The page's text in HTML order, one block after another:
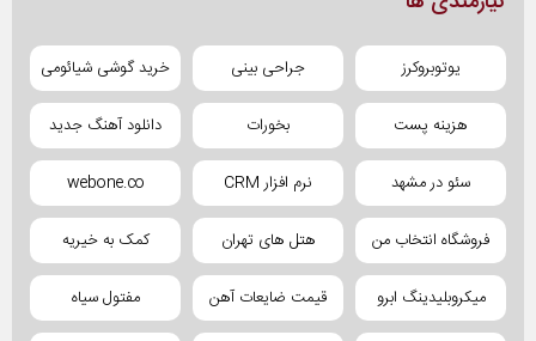
یوتوبروکرز جراحی بینی خرید گوشی شیائومی
هزینه پست بخورات دانلود آهنگ جدید
سئو در مشهد نرم افزار CRM webone.co
فروشگاه انتخاب من هتل های تهران کمک به خیریه
میکروبلیدینگ ابرو قیمت ضایعات آهن مفتول سیاه